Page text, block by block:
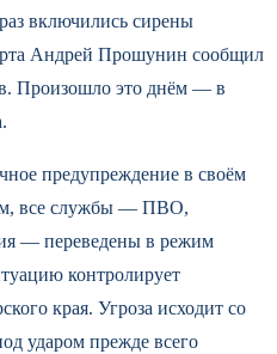
включились сирены
Андрей Прошунин сообщил
Произошло это днём — в
предупреждение в своём
все службы — ПВО,
— переведены в режим
контролирует
края. Угроза исходит со
ударом прежде всего